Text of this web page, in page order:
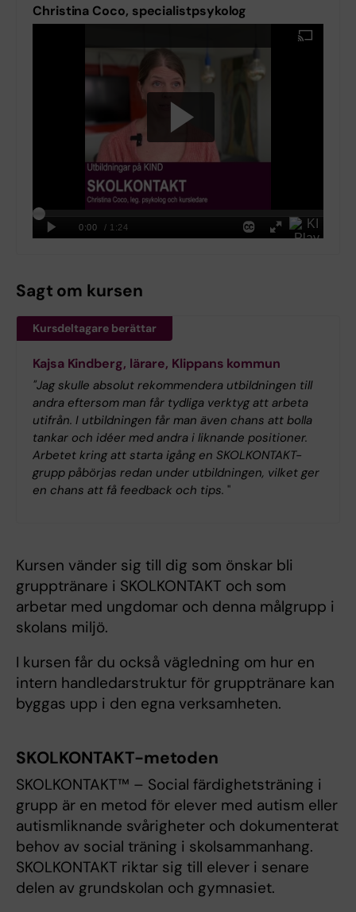
Christina Coco, specialistpsykolog
Sagt om kursen
Kursdeltagare berättar
Kajsa Kindberg, lärare, Klippans kommun
"Jag skulle absolut rekommendera utbildningen till
andra eftersom man får tydliga verktyg att arbeta
utifrån. I utbildningen får man även chans att bolla
tankar och idéer med andra i liknande positioner.
Arbetet kring att starta igång en SKOLKONTAKT-
grupp påbörjas redan under utbildningen, vilket ger
en chans att få feedback och tips. "
Kursen vänder sig till dig som önskar bli
grupptränare i SKOLKONTAKT och som
arbetar med ungdomar och denna målgrupp i
skolans miljö.
I kursen får du också vägledning om hur en
intern handledarstruktur för grupptränare kan
byggas upp i den egna verksamheten.
SKOLKONTAKT-metoden
SKOLKONTAKT™ – Social färdighetsträning i
grupp är en metod för elever med autism eller
autismliknande svårigheter och dokumenterat
behov av social träning i skolsammanhang.
SKOLKONTAKT riktar sig till elever i senare
delen av grundskolan och gymnasiet.